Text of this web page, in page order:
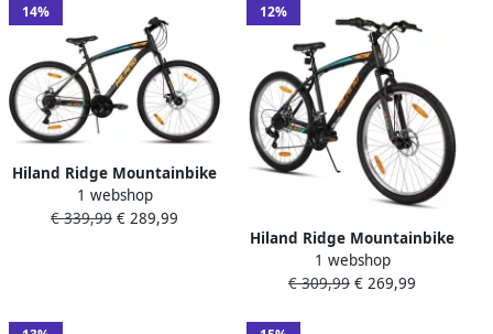
14%
Hiland Ridge Mountainbike
27 Inch 18 Versnellingen
Robuust Stalen Frame
1 webshop
€ 339,99 € 289,99
12%
Hiland Ridge Mountainbike
26 Inch 18 Versnellingen
Robuust Stalen Frame
1 webshop
€ 309,99 € 269,99